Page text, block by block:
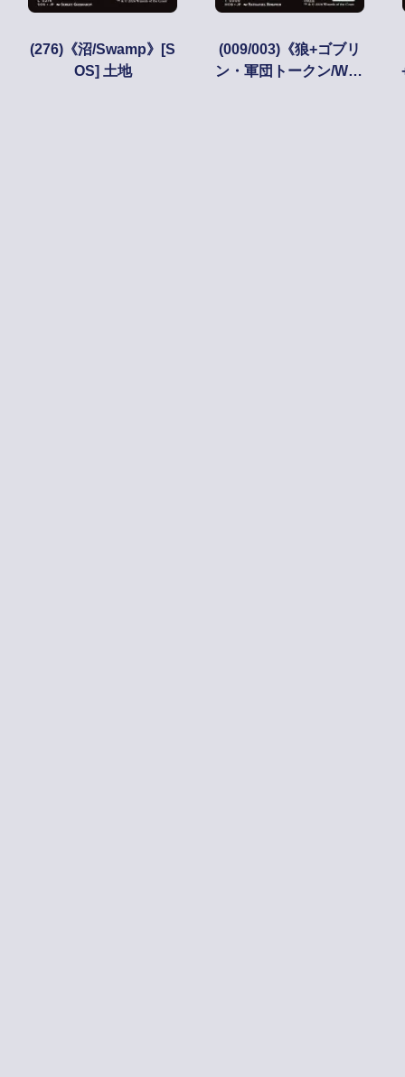
(276)《沼/Swamp》[S
OS] 土地
(009/003)《狼+ゴブリ
ン・軍団トークン/Wolf